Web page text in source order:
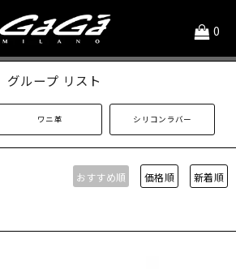
0
ストラップ 素材別
グループ リスト
ワニ革 シリコンラバー
おすすめ順 価格順 新着順